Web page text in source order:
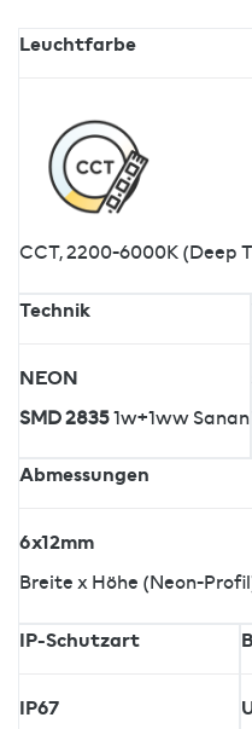
Leuchtfarbe
CCT, 2200-6000K (Deep
Technik
NEON
SMD 28351w+1ww Sanan
Abmessungen
6x12mm
Breite x Höhe (Neon-
IP-Schutzart
IP67